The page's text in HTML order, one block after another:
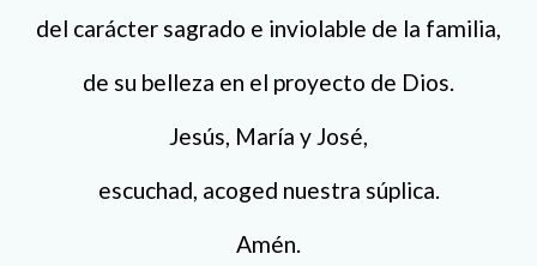
del carácter sagrado e inviolable de la familia,
de su belleza en el proyecto de Dios.
Jesús, María y José,
escuchad, acoged nuestra súplica.
Amén.